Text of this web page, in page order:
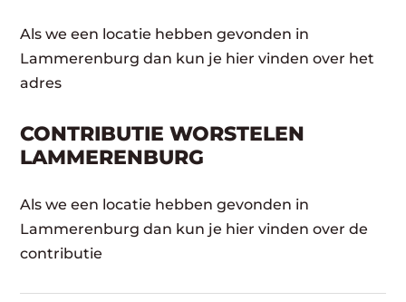
Als we een locatie hebben gevonden in
Lammerenburg dan kun je hier vinden over het
adres
CONTRIBUTIE WORSTELEN
LAMMERENBURG
Als we een locatie hebben gevonden in
Lammerenburg dan kun je hier vinden over de
contributie